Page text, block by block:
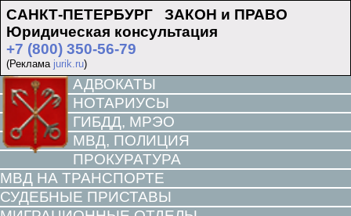
САНКТ-ПЕТЕРБУРГ ЗАКОН и ПРАВО
Юридическая консультация
+7 (800) 350-56-79
(Реклама jurik.ru)
АДВОКАТЫ
НОТАРИУСЫ
ГИБДД, МРЭО
МВД, ПОЛИЦИЯ
ПРОКУРАТУРА
МВД НА ТРАНСПОРТЕ
СУДЕБНЫЕ ПРИСТАВЫ